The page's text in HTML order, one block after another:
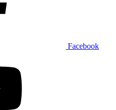
Facebook